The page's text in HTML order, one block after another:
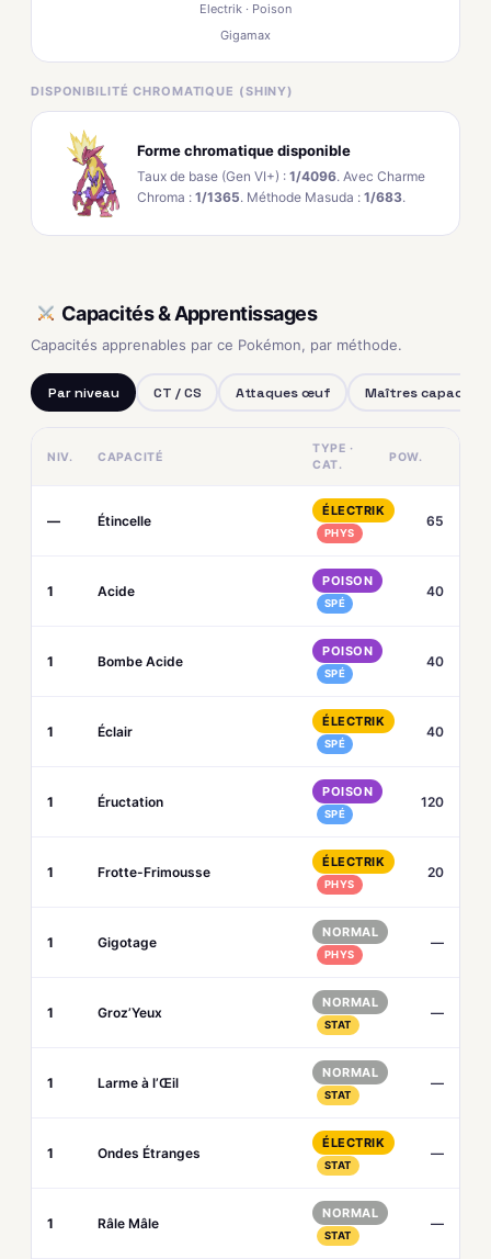
Electrik · Poison
Gigamax
DISPONIBILITÉ CHROMATIQUE (SHINY)
Forme chromatique disponible
Taux de base (Gen VI+) : 1/4096. Avec Charme
Chroma : 1/1365. Méthode Masuda : 1/683.
Capacités & Apprentissages
Capacités apprenables par ce Pokémon, par méthode.
Par niveau CT / CS Attaques œuf Maîtres capacités
NIV. CAPACITÉ
TYPE ·
CAT.
POW.
— Étincelle
ÉLECTRIK
PHYS
65
1 Acide
POISON
SPÉ
40
1 Bombe Acide
POISON
SPÉ
40
1 Éclair
ÉLECTRIK
SPÉ
40
1 Éructation
POISON
SPÉ
120
1 Frotte-Frimousse
ÉLECTRIK
PHYS
20
1 Gigotage
NORMAL
PHYS
—
1 Groz’Yeux
NORMAL
STAT
—
1 Larme à l’Œil
NORMAL
STAT
—
1 Ondes Étranges
ÉLECTRIK
STAT
—
1 Râle Mâle
NORMAL
STAT
—